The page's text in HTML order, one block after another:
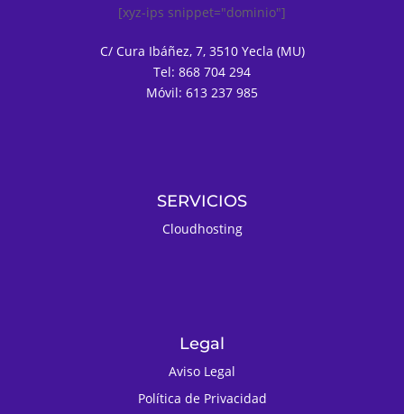
[xyz-ips snippet="dominio"]
C/ Cura Ibáñez, 7, 3510 Yecla (MU)
Tel: 868 704 294
Móvil: 613 237 985
SERVICIOS
Cloudhosting
Legal
Aviso Legal
Política de Privacidad